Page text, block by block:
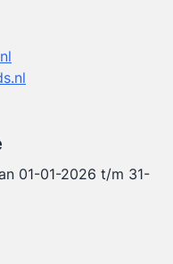
01-01-2026 t/m 31-